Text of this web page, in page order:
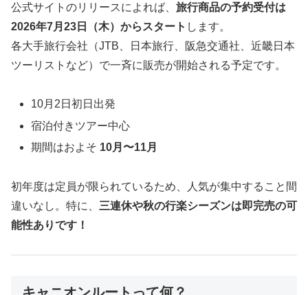
公式サイトのリリースによれば、 旅行商品の予約受付は
2026年7月23日（木）からスタート します。
各大手旅行会社（JTB、日本旅行、阪急交通社、近畿日本
ツーリストなど）で一斉に販売が開始される予定です。
10月2日初日出発
宿泊付きツアー中心
期間はおよそ 10月〜11月
初年度は定員が限られているため、人気が集中すること間
違いなし。特に、 三連休や秋の行楽シーズンは即完売の可
能性ありです！